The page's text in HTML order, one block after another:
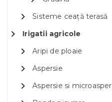
Sisteme ceață terasă
Irigatii agricole
Aripi de ploaie
Aspersie
Aspersie si